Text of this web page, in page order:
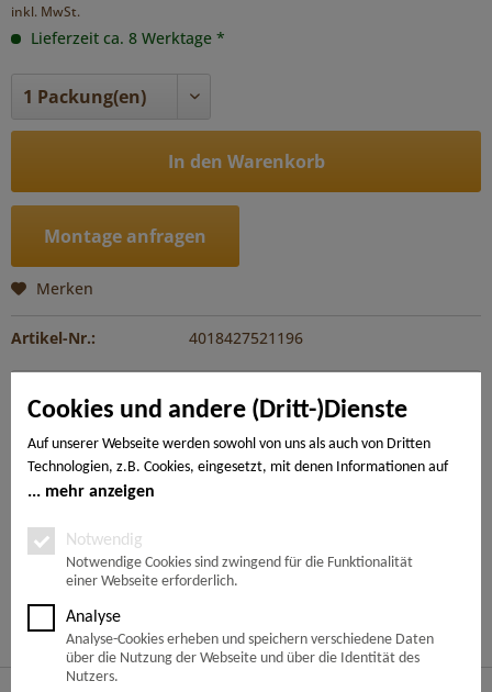
Cookies und andere (Dritt-)Dienste
Auf unserer Webseite werden sowohl von uns als auch von Dritten
Technologien, z.B. Cookies, eingesetzt, mit denen Informationen auf
Ihrem Endgerät gespeichert und/oder von Ihrem Endgerät abgerufen
Notwendige Cookies, Analyse-, Marketing- und Statistik-Cookies. Bei
den notwendigen Cookies handelt es sich um solche, die technisch
notwendig sind, um den von Ihnen gewünschten Dienst
bereitzustellen, die übrigen Cookies werden nur auf Grund einer von
Ihnen erteilten Einwilligung gesetzt. Die Einwilligung ist freiwillig.
Personen, die das 16. Lebensjahr noch nicht vollendet haben,
benötigen die Zustimmung der Sorgeberechtigten. Sie können Ihre
mehr anzeigen
Notwendig
Notwendige Cookies sind zwingend für die Funktionalität
einer Webseite erforderlich.
Analyse
Analyse-Cookies erheben und speichern verschiedene Daten
über die Nutzung der Webseite und über die Identität des
Nutzers.
inkl. MwSt.
Lieferzeit ca. 8 Werktage *
In den Warenkorb
Montage anfragen
Merken
Artikel-Nr.: 4018427521196
Ob groß oder klein: Das klassische Dielenformat macht in
jedem Raum eine gute Figur. Durch die...mehr
Ähnliche Artikel
Kunden haben sich ebenfalls angesehen